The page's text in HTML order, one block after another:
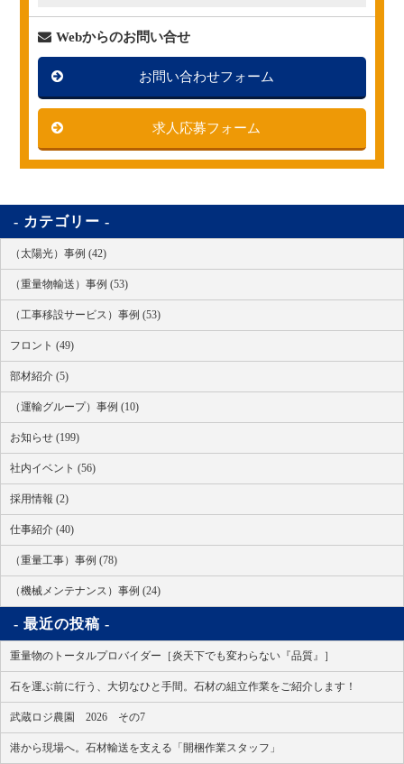
Webからのお問い合せ
お問い合わせフォーム
求人応募フォーム
カテゴリー
（太陽光）事例 (42)
（重量物輸送）事例 (53)
（工事移設サービス）事例 (53)
フロント (49)
部材紹介 (5)
（運輸グループ）事例 (10)
お知らせ (199)
社内イベント (56)
採用情報 (2)
仕事紹介 (40)
（重量工事）事例 (78)
（機械メンテナンス）事例 (24)
最近の投稿
重量物のトータルプロバイダー［炎天下でも変わらない『品質』］
石を運ぶ前に行う、大切なひと手間。石材の組立作業をご紹介します！
武蔵ロジ農園 2026 その7
港から現場へ。石材輸送を支える「開梱作業スタッフ」